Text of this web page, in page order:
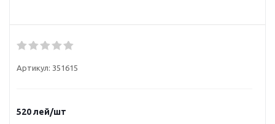
Артикул: 351615
520лей/шт